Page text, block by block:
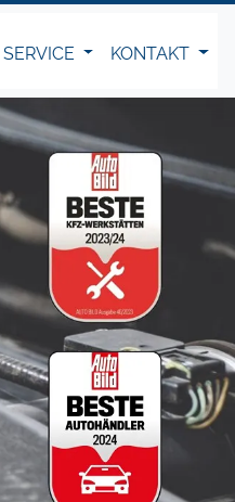
SERVICE KONTAKT